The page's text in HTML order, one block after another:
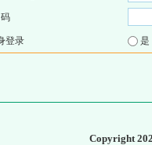
登录
Copyright